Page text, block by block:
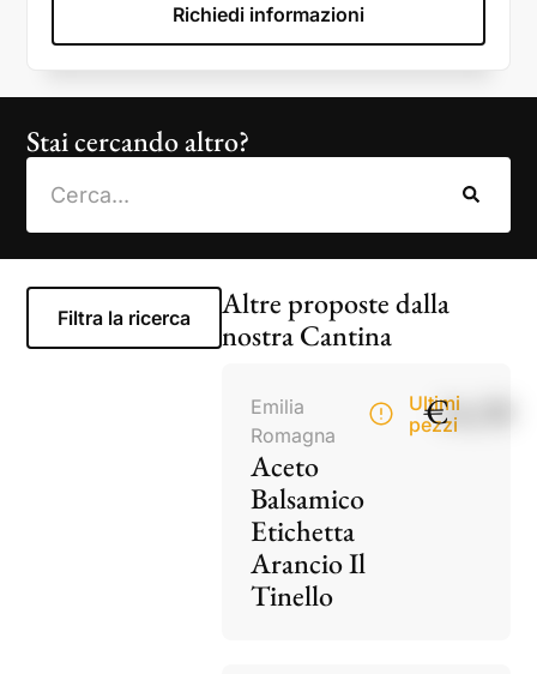
Richiedi informazioni
Stai cercando altro?
Filtra la ricerca
Altre proposte dalla
nostra Cantina
Emilia
Romagna
Aceto
Balsamico
Etichetta
Arancio Il
Tinello
Ultimi
pezzi
€14,50